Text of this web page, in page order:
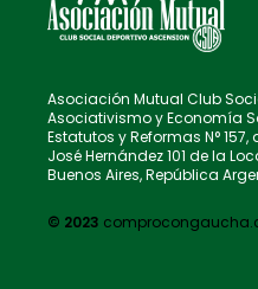
Asociación Mutual Club
Asociativismo y Economía
Estatutos y Reformas N°
José Hernández 101 de la
Buenos Aires, República
© 2023